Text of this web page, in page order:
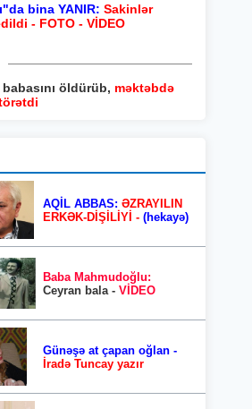
bina YANIR: Sakinlər
- FOTO - VİDEO
öldürüb, məktəbdə
AQİL ABBAS: ƏZRAYILIN
ERKƏK-DİŞİLİYİ - (hekayə)
Baba Mahmudoğlu:
Ceyran bala - VİDEO
Günəşə at çapan oğlan -
İradə Tuncay yazır